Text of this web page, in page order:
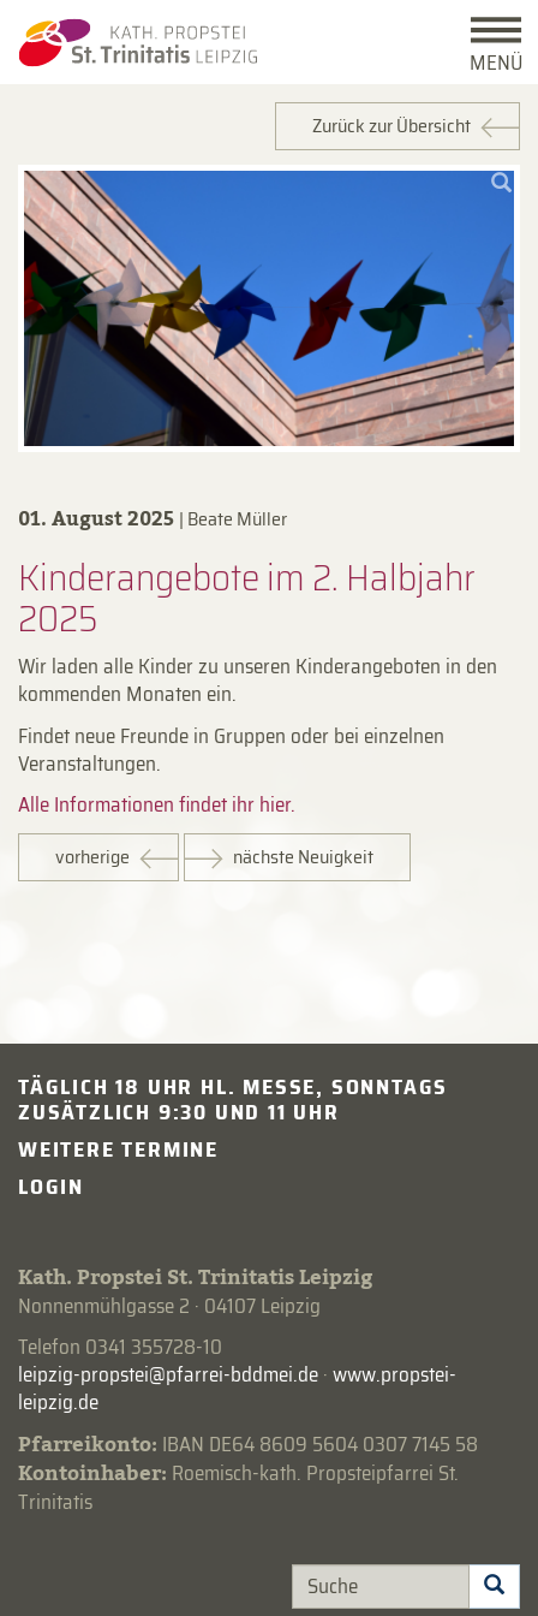
MENÜ
Zurück zur Übersicht
01. August 2025 | Beate Müller
Kinderangebote im 2. Halbjahr
2025
Wir laden alle Kinder zu unseren Kinderangeboten in den
kommenden Monaten ein.
Findet neue Freunde in Gruppen oder bei einzelnen
Veranstaltungen.
Alle Informationen findet ihr hier.
vorherige nächste Neuigkeit
TÄGLICH 18 UHR HL. MESSE, SONNTAGS
ZUSÄTZLICH 9:30 UND 11 UHR
WEITERE TERMINE
LOGIN
Kath. Propstei St. Trinitatis Leipzig
Nonnenmühlgasse 2 · 04107 Leipzig
Telefon 0341 355728-10
·www.propstei-
leipzig.de
Pfarreikonto: IBAN DE64 8609 5604 0307 7145 58
Kontoinhaber: Roemisch-kath. Propsteipfarrei St.
Trinitatis